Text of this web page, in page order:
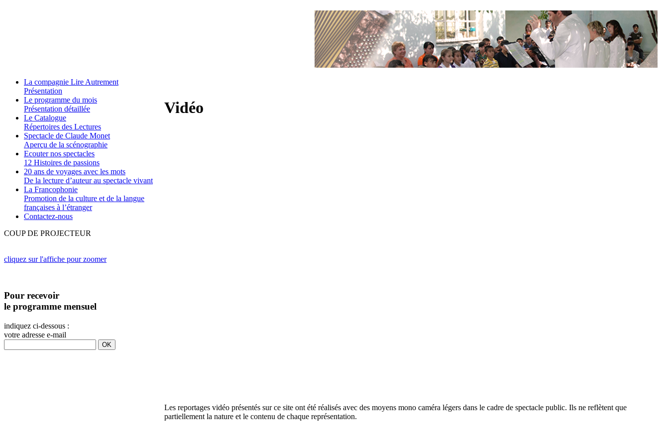
La compagnie Lire Autrement
Présentation
Le programme du mois
Présentation détaillée
Le Catalogue
Répertoires des Lectures
Spectacle de Claude Monet
Aperçu de la scénographie
Ecouter nos spectacles
12 Histoires de passions
20 ans de voyages avec les mots
De la lecture d’auteur au spectacle vivant
La Francophonie
Promotion de la culture et de la langue
françaises à l’étranger
Contactez-nous
COUP DE PROJECTEUR
cliquez sur l'affiche pour zoomer
Pour recevoir
le programme mensuel
indiquez ci-dessous :
votre adresse e-mail
Vidéo
Les reportages vidéo présentés sur ce site ont été réalisés avec des moyens mono caméra légers dans le cadre de spectacle public. Ils ne reflètent que
partiellement la nature et le contenu de chaque représentation.